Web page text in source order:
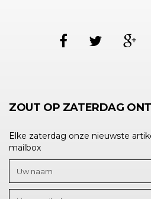
ZOUT OP ZATERDAG
Elke zaterdag onze nieuwste
mailbox